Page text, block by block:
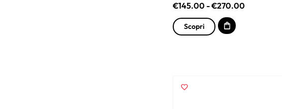
€145.00 -€270.00
Scopri